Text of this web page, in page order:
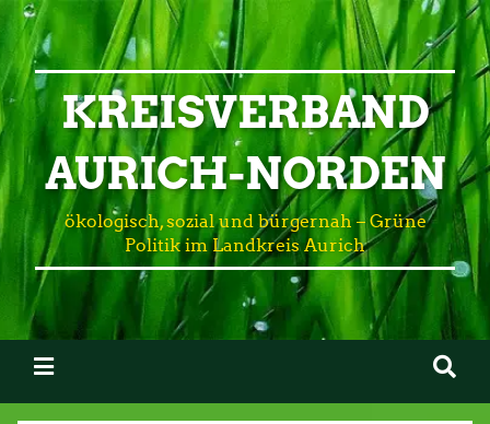
KREISVERBAND
AURICH-NORDEN
ökologisch, sozial und bürgernah – Grüne
Politik im Landkreis Aurich